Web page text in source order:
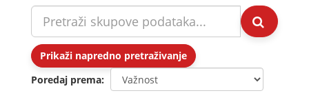
Prikaži napredno pretraživanje
Poredaj prema